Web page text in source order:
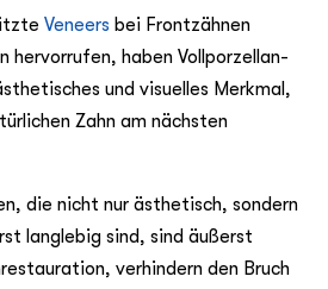
Veneers bei Frontzähnen
hervorrufen, haben Vollporzellan-
und visuelles Merkmal,
Zahn am nächsten
die nicht nur ästhetisch, sondern
langlebig sind, sind äußerst
verhindern den Bruch